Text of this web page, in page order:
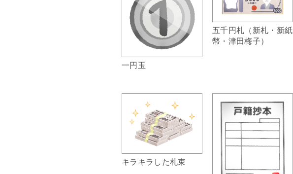
一円玉
五千円札（新札・新紙
幣・津田梅子）
キラキラした札束